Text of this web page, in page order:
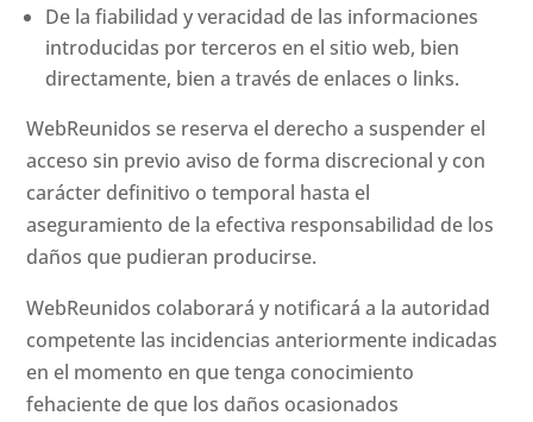
De la fiabilidad y veracidad de las informaciones
introducidas por terceros en el sitio web, bien
directamente, bien a través de enlaces o links.
WebReunidos se reserva el derecho a suspender el
acceso sin previo aviso de forma discrecional y con
carácter definitivo o temporal hasta el
aseguramiento de la efectiva responsabilidad de los
daños que pudieran producirse.
WebReunidos colaborará y notificará a la autoridad
competente las incidencias anteriormente indicadas
en el momento en que tenga conocimiento
fehaciente de que los daños ocasionados